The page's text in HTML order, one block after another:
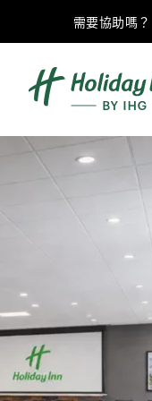
需要協助嗎？